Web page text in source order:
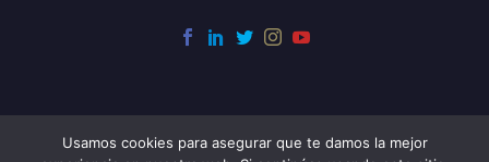
Usamos cookies para asegurar que te damos la mejor